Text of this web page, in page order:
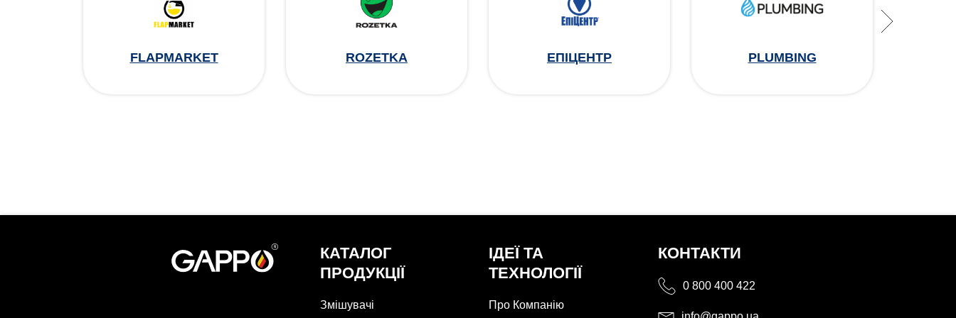
FLAPMARKET ROZETKA ЕПІЦЕНТР PLUMBING
КАТАЛОГ
ПРОДУКЦІЇ
Змішувачі
ІДЕЇ ТА
ТЕХНОЛОГІЇ
Про Компанію
КОНТАКТИ
0 800 400 422